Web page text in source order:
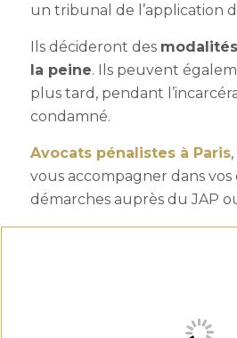
un tribunal de l’application
Ils décideront des
la peine. Ils peuvent
plus tard, pendant
condamné.
Avocats pénalistes à Paris
vous accompagner dans
démarches auprès du JAP